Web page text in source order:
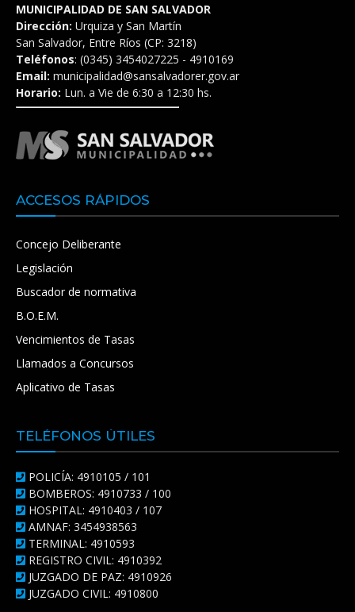
MUNICIPALIDAD DE SAN SALVADOR
Dirección: Urquiza y San Martín
San Salvador, Entre Ríos (CP: 3218)
Teléfonos: (0345) 3454027225 - 4910169
Email: municipalidad@sansalvadorer.gov.ar
Horario: Lun. a Vie de 6:30 a 12:30 hs.
ACCESOS RÁPIDOS
Concejo Deliberante
Legislación
Buscador de normativa
B.O.E.M.
Vencimientos de Tasas
Llamados a Concursos
Aplicativo de Tasas
TELÉFONOS ÚTILES
POLICÍA: 4910105 / 101
BOMBEROS: 4910733 / 100
HOSPITAL: 4910403 / 107
AMNAF: 3454938563
TERMINAL: 4910593
REGISTRO CIVIL: 4910392
JUZGADO DE PAZ: 4910926
JUZGADO CIVIL: 4910800